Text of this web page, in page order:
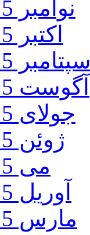
نوامبر 2015
اکتبر 2015
سپتامبر 2015
آگوست 2015
جولای 2015
ژوئن 2015
می 2015
آوریل 2015
مارس 2015